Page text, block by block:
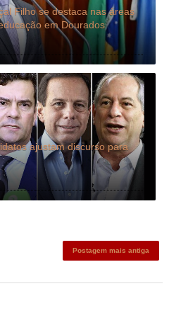
Filho se destaca nas áreas
em Dourados
ajustam discurso para
Postagem mais antiga